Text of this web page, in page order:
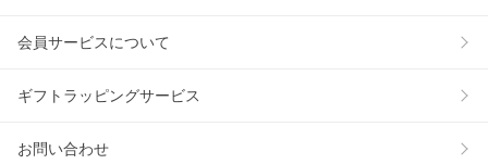
会員サービスについて
ギフトラッピングサービス
お問い合わせ